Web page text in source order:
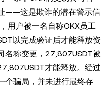
——这是欺诈的潜在警示信
用户被一名自称OKX员工
以完成验证后才能释放资
名称变更，27,807USDT被
才能释放。经过
个骗局，并未进行最终存